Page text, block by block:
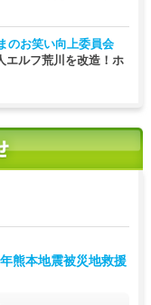
のお笑い向上委員会
エルフ荒川を改造！ホ
熊本地震被災地救援